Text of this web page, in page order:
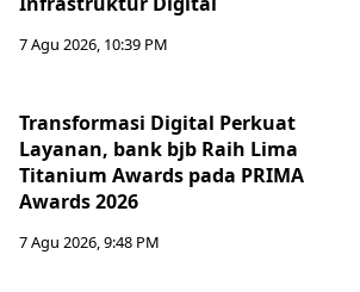
7 Agu 2026, 10:39 PM
Transformasi Digital Perkuat
Layanan, bank bjb Raih Lima
Titanium Awards pada PRIMA
Awards 2026
7 Agu 2026, 9:48 PM